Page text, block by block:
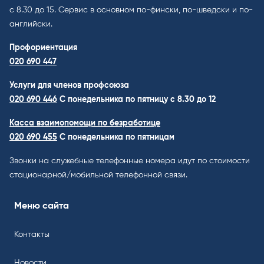
с 8.30 до 15. Cервис в основном по-фински, по-шведски и по-
английски.
Профориентация
020 690 447
Услуги для членов профсоюза
020 690 446 C понедельника по пятницу с 8.30 до 12
Касса взаимопомощи по безработице
020 690 455 С понедельника по пятницам
Звонки на служебные телефонные номера идут по стоимости
стационарной/мобильной телефонной связи.
Меню сайта
Контакты